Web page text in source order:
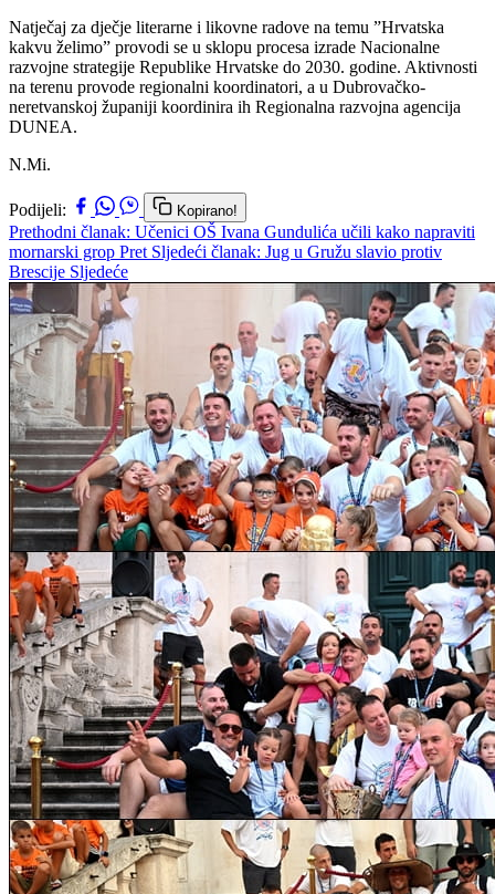
Natječaj za dječje literarne i likovne radove na temu ”Hrvatska
kakvu želimo” provodi se u sklopu procesa izrade Nacionalne
razvojne strategije Republike Hrvatske do 2030. godine. Aktivnosti
na terenu provode regionalni koordinatori, a u Dubrovačko-
neretvanskoj županiji koordinira ih Regionalna razvojna agencija
DUNEA.
N.Mi.
Podijeli: Kopirano!
Prethodni članak: Učenici OŠ Ivana Gundulića učili kako napraviti
mornarski grop Pret Sljedeći članak: Jug u Gružu slavio protiv
Brescije Sljedeće